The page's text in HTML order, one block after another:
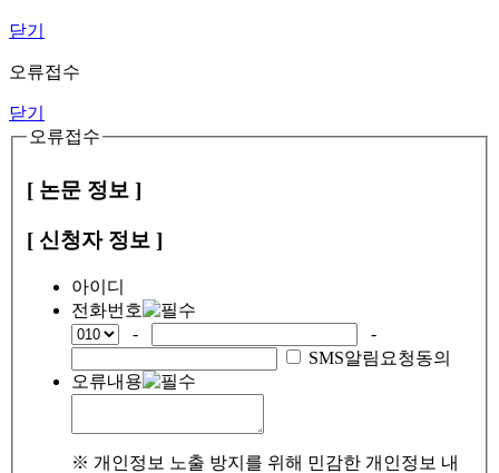
닫기
오류접수
닫기
오류접수
[ 논문 정보 ]
[ 신청자 정보 ]
아이디
전화번호
-
-
SMS알림요청동의
오류내용
※ 개인정보 노출 방지를 위해 민감한 개인정보 내